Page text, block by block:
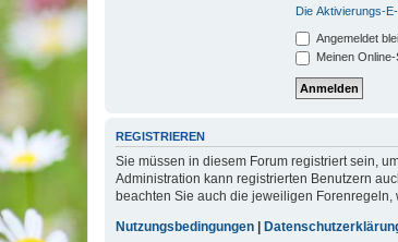
Die Aktivierungs-
Angemeldet
Meinen
REGISTRIEREN
Sie müssen in diesem Forum registriert sein,
Administration kann registrierten Benutzern
beachten Sie auch die jeweiligen
Nutzungsbedingungen